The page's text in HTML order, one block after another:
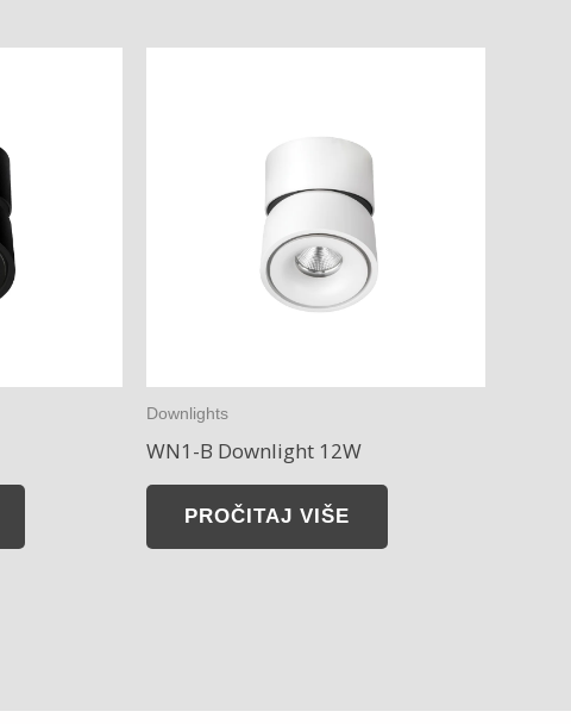
Downlights
WN1-B Downlight 12W
PROČITAJ VIŠE